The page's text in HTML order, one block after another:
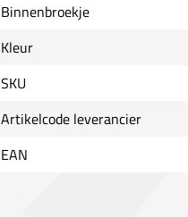
Binnenbroekje
Kleur
SKU
Artikelcode leverancier
EAN